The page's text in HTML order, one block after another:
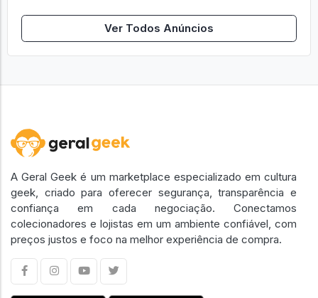
Ver Todos Anúncios
A Geral Geek é um marketplace especializado em cultura
geek, criado para oferecer segurança, transparência e
confiança em cada negociação. Conectamos
colecionadores e lojistas em um ambiente confiável, com
preços justos e foco na melhor experiência de compra.